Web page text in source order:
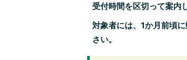
受付時間を区切って案内
対象者には、1か月前頃
さい。